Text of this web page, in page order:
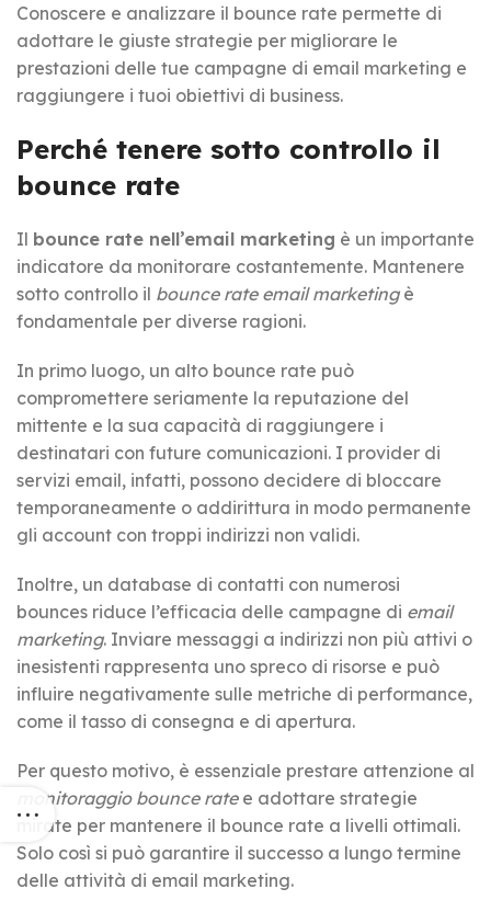
Conoscere e analizzare il bounce rate permette di
adottare le giuste strategie per migliorare le
prestazioni delle tue campagne di email marketing e
raggiungere i tuoi obiettivi di business.
Perché tenere sotto controllo il
bounce rate
Il bounce rate nell’email marketing è un importante
indicatore da monitorare costantemente. Mantenere
sotto controllo il bounce rate email marketingè
fondamentale per diverse ragioni.
In primo luogo, un alto bounce rate può
compromettere seriamente la reputazione del
mittente e la sua capacità di raggiungere i
destinatari con future comunicazioni. I provider di
servizi email, infatti, possono decidere di bloccare
temporaneamente o addirittura in modo permanente
gli account con troppi indirizzi non validi.
Inoltre, un database di contatti con numerosi
bounces riduce l’efficacia delle campagne di email
marketing. Inviare messaggi a indirizzi non più attivi o
inesistenti rappresenta uno spreco di risorse e può
influire negativamente sulle metriche di performance,
come il tasso di consegna e di apertura.
Per questo motivo, è essenziale prestare attenzione al
monitoraggio bounce ratee adottare strategie
mirate per mantenere il bounce rate a livelli ottimali.
Solo così si può garantire il successo a lungo termine
delle attività di email marketing.